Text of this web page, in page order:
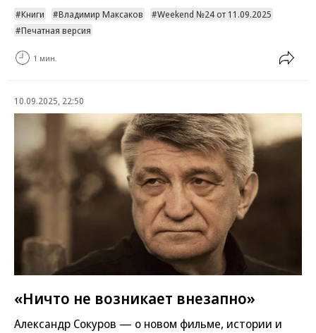
Книги Владимир Максаков
Weekend №24 от 11.09.2025
Печатная версия
1 мин.
10.09.2025, 22:50
«Ничто не возникает внезапно»
Александр Сокуров — о новом фильме, истории и